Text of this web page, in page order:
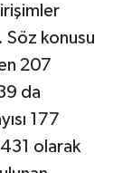
Söz konusu
207
da
177
olarak